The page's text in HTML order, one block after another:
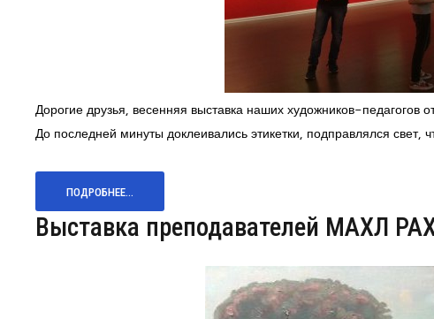
Дорогие друзья, весенняя выставка наших художников-педагогов
До последней минуты доклеивались этикетки, подправлялся
ПОДРОБНЕЕ...
Выставка преподавателей МАХЛ